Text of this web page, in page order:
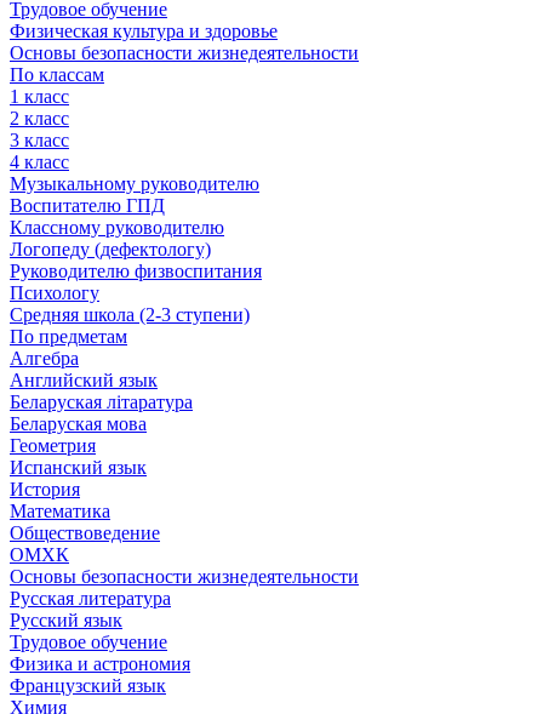
Трудовое обучение
Физическая культура и здоровье
Основы безопасности жизнедеятельности
По классам
1 класс
2 класс
3 класс
4 класс
Музыкальному руководителю
Воспитателю ГПД
Классному руководителю
Логопеду (дефектологу)
Руководителю физвоспитания
Психологу
Средняя школа (2-3 ступени)
По предметам
Алгебра
Английский язык
Беларуская літаратура
Беларуская мова
Геометрия
Испанский язык
История
Математика
Обществоведение
ОМХК
Основы безопасности жизнедеятельности
Русская литература
Русский язык
Трудовое обучение
Физика и астрономия
Французский язык
Химия